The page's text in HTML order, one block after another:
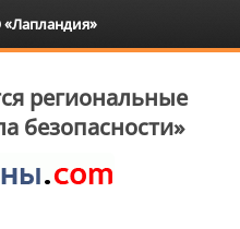
региональные
безопасности»